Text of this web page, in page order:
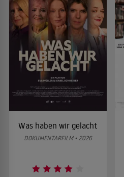
Was haben wir gelacht
DOKUMENTARFILM • 2026